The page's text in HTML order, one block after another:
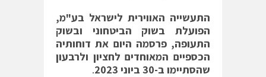
התעשייה האווירית לישראל בע"מ,
הפועלת בשוק הביטחוני ובשוק
התעופה, פרסמה היום את דוחותיה
הכספיים המאוחדים לחציון ולרבעון
שהסתיימו ב-30 ביוני 2023
.